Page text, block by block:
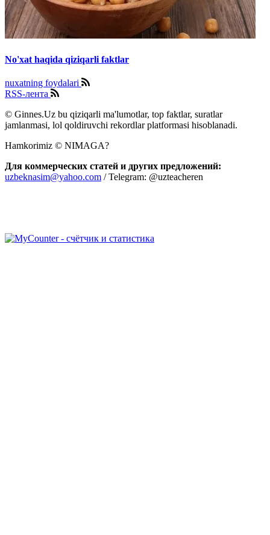
No'xat haqida qiziqarli faktlar
nuxatning foydalari
RSS-лента
© Ginnes.Uz bu qiziqarli ma'lumotlar, top faktlar, suratlar
jamlanmasi, lol qoldiruvchi rekordlar platformasi hisoblanadi.
Hamkorimiz © NIMAGA?
Для коммерческих статей и других предложений:
uzbeknasim@yahoo.com / Telegram: @uzteacheren